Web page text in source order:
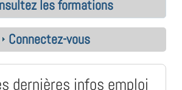
les formations
Connectez-vous
dernières infos emploi